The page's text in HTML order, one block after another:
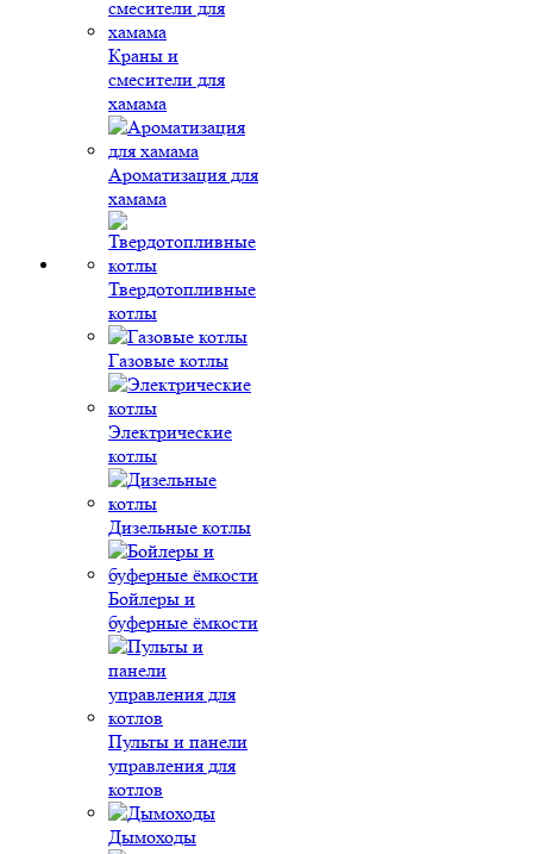
Краны и
смесители для
хамама
Ароматизация для
хамама
Твердотопливные
котлы
Газовые котлы
Электрические
котлы
Дизельные котлы
Бойлеры и
буферные ёмкости
Пульты и панели
управления для
котлов
Дымоходы